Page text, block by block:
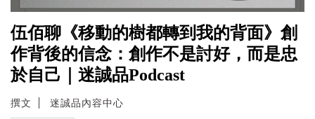
伍佰聊《移動的樹都轉到我的背面》創
作背後的信念：創作不是討好，而是忠
於自己｜迷誠品Podcast
撰文 迷誠品內容中心